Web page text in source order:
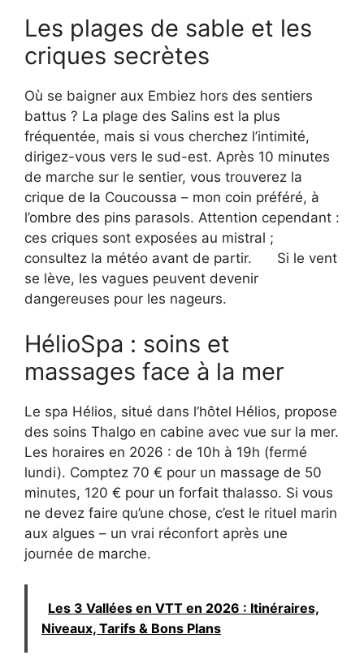
Les plages de sable et les
criques secrètes
Où se baigner aux Embiez hors des sentiers
battus ? La plage des Salins est la plus
fréquentée, mais si vous cherchez l’intimité,
dirigez-vous vers le sud-est. Après 10 minutes
de marche sur le sentier, vous trouverez la
crique de la Coucoussa – mon coin préféré, à
l’ombre des pins parasols. Attention cependant :
ces criques sont exposées au mistral ;
consultez la météo avant de partir.
Si le vent
se lève, les vagues peuvent devenir
dangereuses pour les nageurs.
HélioSpa : soins et
massages face à la mer
Le spa Hélios, situé dans l’hôtel Hélios, propose
des soins Thalgo en cabine avec vue sur la mer.
Les horaires en 2026 : de 10h à 19h (fermé
lundi). Comptez 70 € pour un massage de 50
minutes, 120 € pour un forfait thalasso. Si vous
ne devez faire qu’une chose, c’est le rituel marin
aux algues – un vrai réconfort après une
journée de marche.
Les 3 Vallées en VTT en 2026 : Itinéraires,
Niveaux, Tarifs & Bons Plans